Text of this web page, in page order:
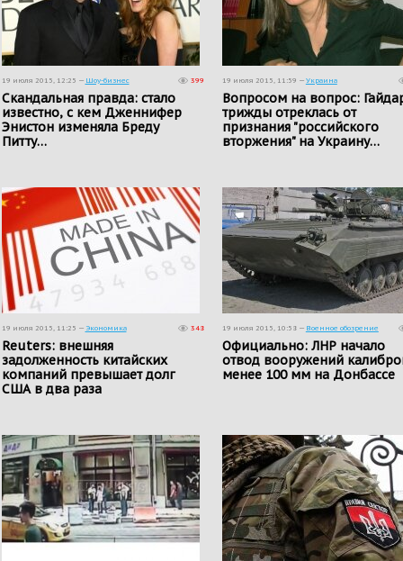
19 июля 2015, 12:25 — Шоу-бизнес 399
Скандальная правда: стало
известно, с кем ​Дженнифер
Энистон изменяла Бреду
Питту…
19 июля 2015, 11:59 — Украина
Вопросом на вопрос:
трижды отреклась от
признания "российского
вторжения" на Украину…
19 июля 2015, 11:25 — Экономика 348
Reuters: внешняя
задолженность китайских
компаний превышает долг
США в два раза
19 июля 2015, 10:58 — Военное обозрение
Официально: ЛНР начало
отвод вооружений
менее 100 мм на Донбассе